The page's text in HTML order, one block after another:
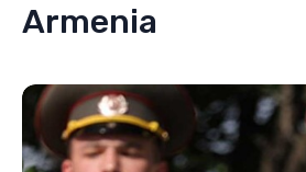
Armenia